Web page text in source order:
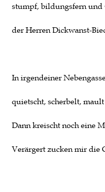
stumpf, bildungsfern und
der Herren Dickwanst-
In irgendeiner
quietscht, scherbelt,
Dann kreischt noch eine
Verärgert zucken mir die